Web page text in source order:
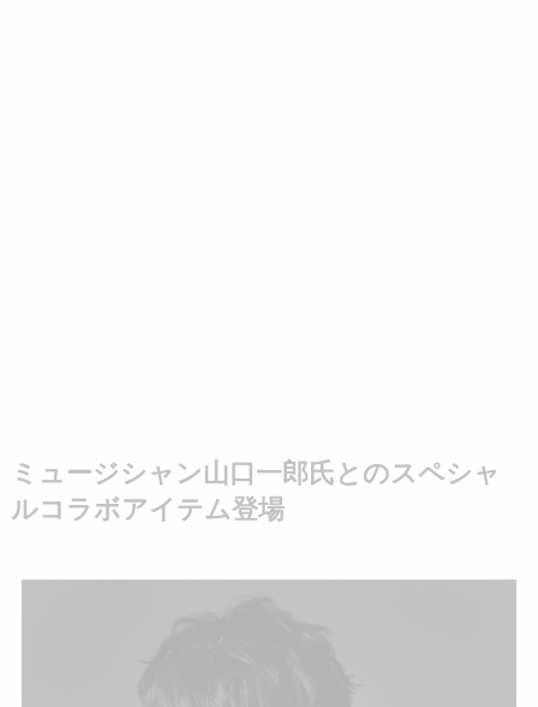
ミュージシャン山口一郎氏とのスペシャ
ルコラボアイテム登場